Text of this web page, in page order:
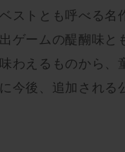
ストとも呼べる名
ゲームの醍醐味
わえるものから、
今後、追加される